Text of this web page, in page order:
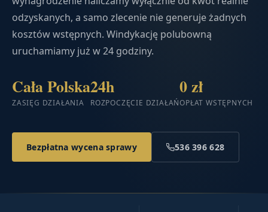
odzyskanych, a samo zlecenie nie generuje żadnych
kosztów wstępnych. Windykację polubowną
uruchamiamy już w 24 godziny.
Cała Polska
ZASIĘG DZIAŁANIA
24h
ROZPOCZĘCIE DZIAŁAŃ
0 zł
OPŁAT WSTĘPNYCH
Bezpłatna wycena sprawy 536 396 628